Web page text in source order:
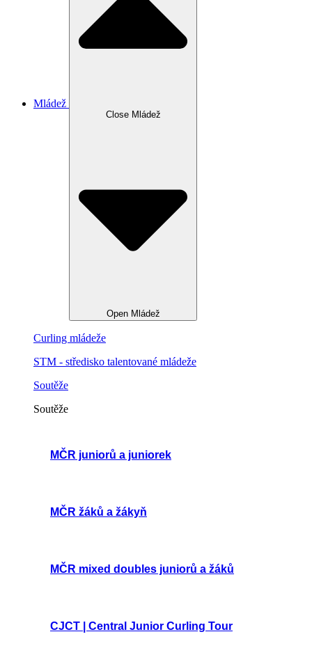
Mládež
Close Mládež
Open Mládež
Curling mládeže
STM - středisko talentované mládeže
Soutěže
Soutěže
MČR juniorů a juniorek
MČR žáků a žákyň
MČR mixed doubles juniorů a žáků
CJCT | Central Junior Curling Tour